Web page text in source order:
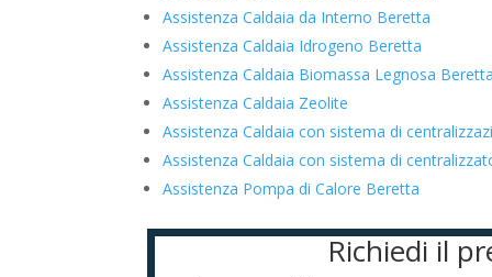
Assistenza Caldaia da Interno Beretta
Assistenza Caldaia Idrogeno Beretta
Assistenza Caldaia Biomassa Legnosa Beretta
Assistenza Caldaia Zeolite
Assistenza Caldaia con sistema di
Assistenza Caldaia con sistema di
Assistenza Pompa di Calore Beretta
Richiedi il